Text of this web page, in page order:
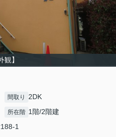
観】
間取り 2DK
所在階 1階/2階建
1